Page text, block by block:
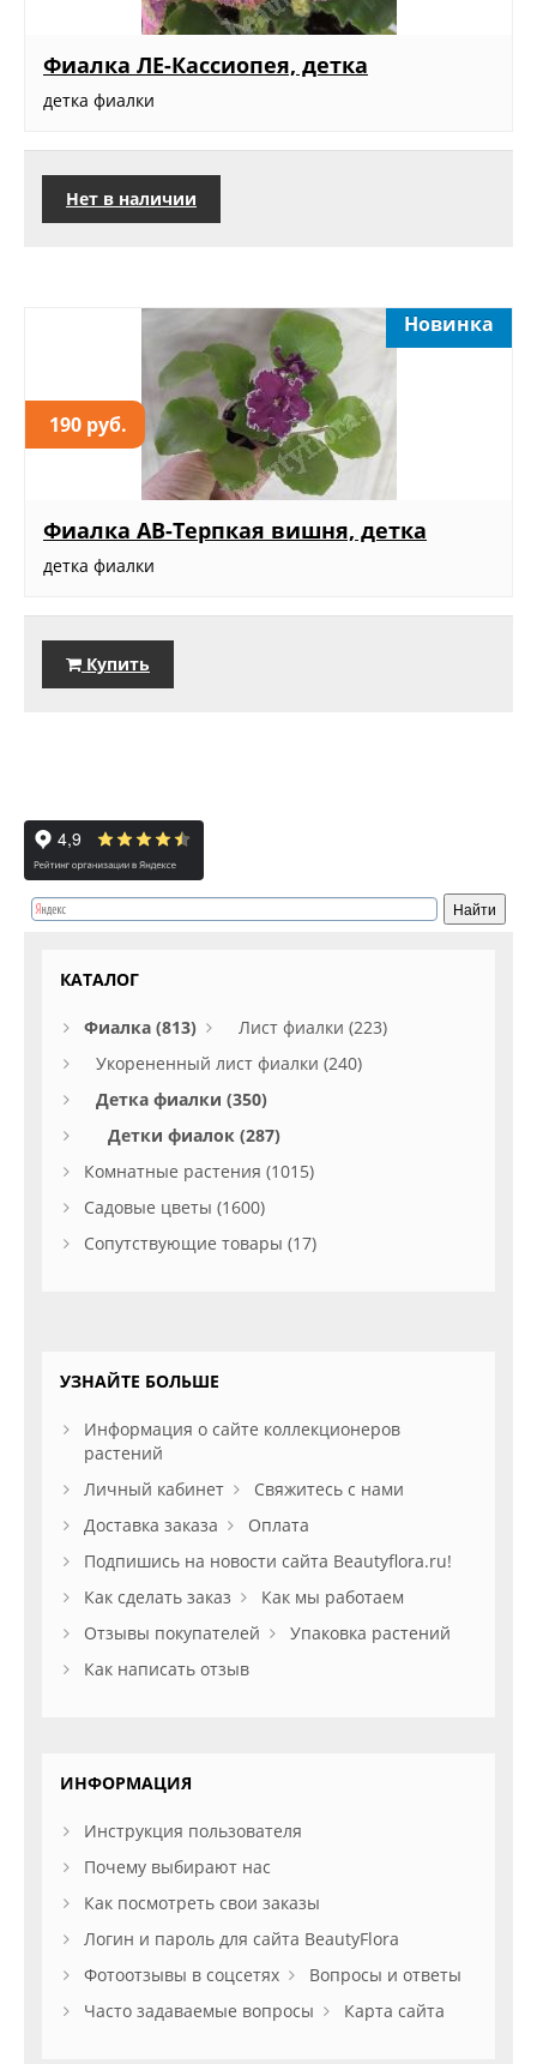
Фиалка ЛЕ-Кассиопея, детка
детка фиалки
Нет в наличии
190 руб.
Новинка
Фиалка АВ-Терпкая вишня, детка
детка фиалки
Купить
КАТАЛОГ
Фиалка (813)
Лист фиалки (223)
Укорененный лист фиалки (240)
Детка фиалки (350)
Детки фиалок (287)
Комнатные растения (1015)
Садовые цветы (1600)
Сопутствующие товары (17)
УЗНАЙТЕ БОЛЬШЕ
Информация о сайте коллекционеров
растений
Личный кабинет
Свяжитесь с нами
Доставка заказа
Оплата
Подпишись на новости сайта Beautyflora.ru!
Как сделать заказ
Как мы работаем
Отзывы покупателей
Упаковка растений
Как написать отзыв
ИНФОРМАЦИЯ
Инструкция пользователя
Почему выбирают нас
Как посмотреть свои заказы
Логин и пароль для сайта BeautyFlora
Фотоотзывы в соцсетях
Вопросы и ответы
Часто задаваемые вопросы
Карта сайта